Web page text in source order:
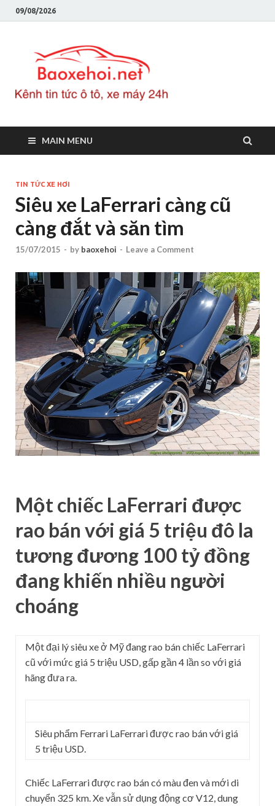
09/08/2026
MAIN MENU
TIN TỨC XE HƠI
Siêu xe LaFerrari càng cũ
càng đắt và săn tìm
15/07/2015 - by baoxehoi - Leave a Comment
Một chiếc LaFerrari được
rao bán với giá 5 triệu đô la
tương đương 100 tỷ đồng
đang khiến nhiều người
choáng
Một đại lý siêu xe ở Mỹ đang rao bán chiếc LaFerrari
cũ với mức giá 5 triệu USD, gấp gần 4 lần so với giá
hãng đưa ra.
Siêu phẩm Ferrari LaFerrari được rao bán với giá
5 triệu USD.
Chiếc LaFerrari được rao bán có màu đen và mới di
chuyển 325 km. Xe vẫn sử dụng động cơ V12, dung